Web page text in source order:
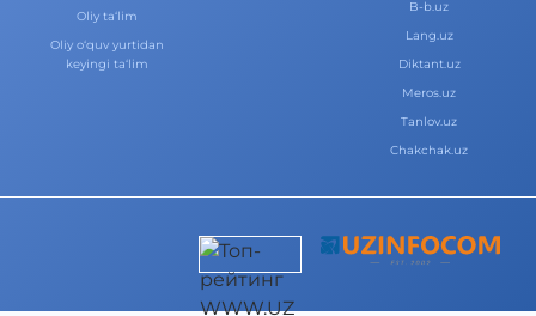
Oliy ta‘lim
Oliy o‘quv yurtidan
keyingi ta‘lim
B-b.uz
Lang.uz
Diktant.uz
Meros.uz
Tanlov.uz
Chakchak.uz